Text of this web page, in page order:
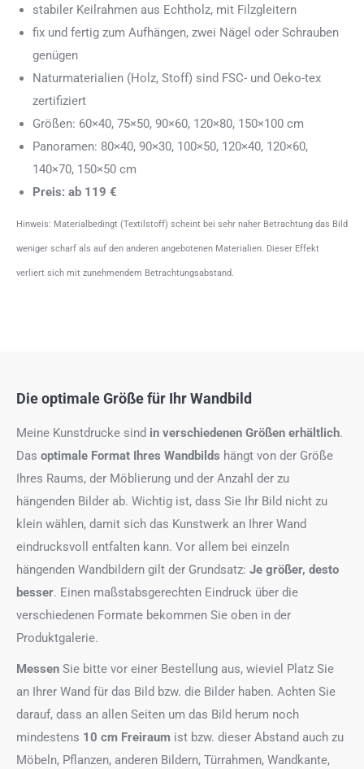
stabiler Keilrahmen aus Echtholz, mit Filzgleitern
fix und fertig zum Aufhängen, zwei Nägel oder Schrauben
genügen
Naturmaterialien (Holz, Stoff) sind FSC- und Oeko-tex
zertifiziert
Größen: 60×40, 75×50, 90×60, 120×80, 150×100 cm
Panoramen: 80×40, 90×30, 100×50, 120×40, 120×60,
140×70, 150×50 cm
Preis: ab 119 €
Hinweis: Materialbedingt (Textilstoff) scheint bei sehr naher Betrachtung das Bild
weniger scharf als auf den anderen angebotenen Materialien. Dieser Effekt
verliert sich mit zunehmendem Betrachtungsabstand.
Die optimale Größe für Ihr Wandbild
Meine Kunstdrucke sind in verschiedenen Größen erhältlich.
Das optimale Format Ihres Wandbilds hängt von der Größe
Ihres Raums, der Möblierung und der Anzahl der zu
hängenden Bilder ab. Wichtig ist, dass Sie Ihr Bild nicht zu
klein wählen, damit sich das Kunstwerk an Ihrer Wand
eindrucksvoll entfalten kann. Vor allem bei einzeln
hängenden Wandbildern gilt der Grundsatz: Je größer, desto
besser. Einen maßstabsgerechten Eindruck über die
verschiedenen Formate bekommen Sie oben in der
Produktgalerie.
Messen Sie bitte vor einer Bestellung aus, wieviel Platz Sie
an Ihrer Wand für das Bild bzw. die Bilder haben. Achten Sie
darauf, dass an allen Seiten um das Bild herum noch
mindestens 10 cm Freiraum ist bzw. dieser Abstand auch zu
Möbeln, Pflanzen, anderen Bildern, Türrahmen, Wandkante,